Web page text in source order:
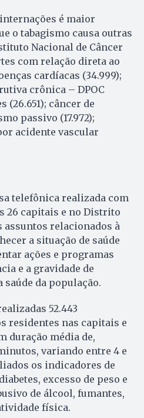
é maior
o tabagismo causa outras
Nacional de Câncer
com relação direta ao
cardíacas (34.999);
crônica – DPOC
(26.651); câncer de
passivo (17.972);
acidente vascular
telefônica realizada com
26 capitais e no Distrito
assuntos relacionados à
a situação de saúde
ações e programas
e a gravidade de
saúde da população.
52.443
residentes nas capitais e
duração média de,
variando entre 4 e
os indicadores de
excesso de peso e
de álcool, fumantes,
física.